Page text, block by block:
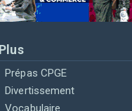
Plus
Prépas CPGE
Divertissement
Vocabulaire